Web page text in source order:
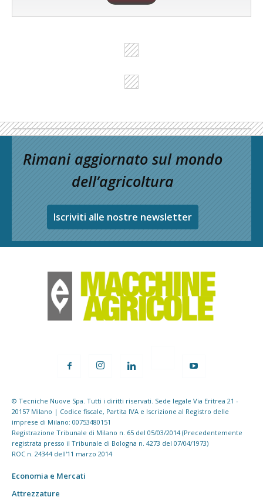
Rimani aggiornato sul mondo
dell’agricoltura
Iscriviti alle nostre newsletter
© Tecniche Nuove Spa. Tutti i diritti riservati. Sede legale Via Eritrea 21 -
20157 Milano | Codice fiscale, Partita IVA e Iscrizione al Registro delle
imprese di Milano: 00753480151
Registrazione Tribunale di Milano n. 65 del 05/03/2014 (Precedentemente
registrata presso il Tribunale di Bologna n. 4273 del 07/04/1973)
ROC n. 24344 dell'11 marzo 2014
Economia e Mercati
Attrezzature